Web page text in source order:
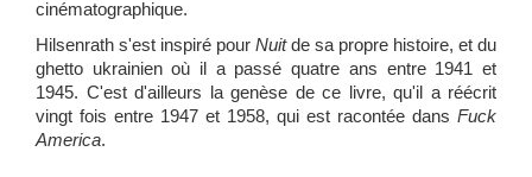
cinématographique.
Hilsenrath s'est inspiré pour Nuitde sa propre histoire, et du
ghetto ukrainien où il a passé quatre ans entre 1941 et
1945. C'est d'ailleurs la genèse de ce livre, qu'il a réécrit
vingt fois entre 1947 et 1958, qui est racontée dans Fuck
America.